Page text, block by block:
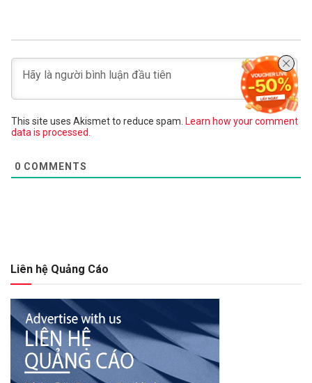
This site uses Akismet to reduce spam. Learn how your comment
data is processed.
0 COMMENTS
Liên hệ Quảng Cáo